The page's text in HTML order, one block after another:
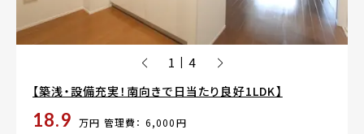
1 | 4
【築浅・設備充実！南向きで日当たり良好1LDK】
18.9 万円 管理費： 6,000円